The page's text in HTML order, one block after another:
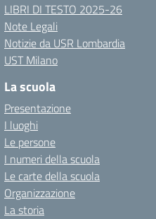
LIBRI DI TESTO 2025-26
Note Legali
Notizie da USR Lombardia
UST Milano
La scuola
Presentazione
I luoghi
Le persone
I numeri della scuola
Le carte della scuola
Organizzazione
La storia